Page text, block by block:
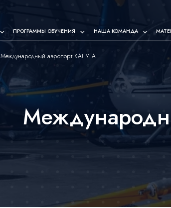
ПРОГРАММЫ ОБУЧЕНИЯ НАША КОМАНДА
Международный аэропорт КАЛУГА